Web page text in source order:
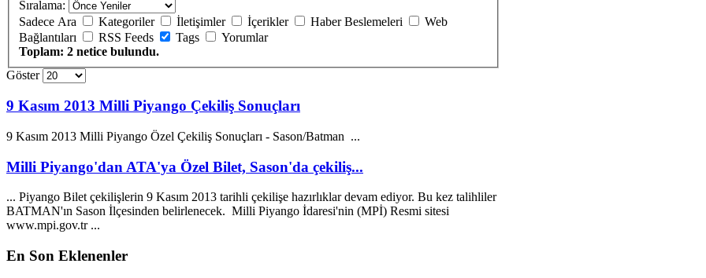
Sıralama:
Sadece Ara
Kategoriler İletişimler İçerikler Haber Beslemeleri
Web
Bağlantıları
RSS Feeds Tags
Yorumlar
Toplam: 2 netice bulundu.
Göster
9 Kasım 2013 Milli Piyango Çekiliş Sonuçları
9 Kasım 2013 Milli Piyango Özel Çekiliş Sonuçları - Sason/Batman ...
Milli Piyango'dan ATA'ya Özel Bilet, Sason'da çekiliş...
... Piyango Bilet çekilişlerin 9 Kasım 2013 tarihli çekilişe hazırlıklar devam ediyor. Bu kez talihliler
BATMAN'ın Sason İlçesinden belirlenecek. Milli Piyango İdaresi'nin (MPİ) Resmi sitesi
www.mpi.gov.tr ...
En Son Eklenenler